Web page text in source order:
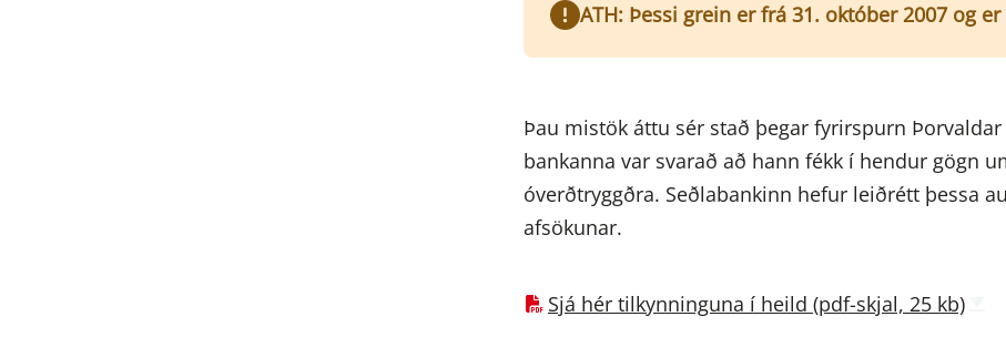
ATH: Þessi grein er frá 31. október 2007 og
Þau mistök áttu sér stað þegar fyrirspurn
bankanna var svarað að hann fékk í hendur gögn
óverðtryggðra. Seðlabankinn hefur leiðrétt þessa
afsökunar.
Sjá hér tilkynninguna í heild (pdf-skjal, 25 kb)